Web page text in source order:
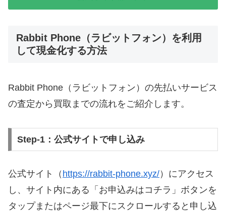
Rabbit Phone（ラビットフォン）を利用
して現金化する方法
Rabbit Phone（ラビットフォン）の先払いサービス
の査定から買取までの流れをご紹介します。
Step-1：公式サイトで申し込み
公式サイト（ https://rabbit-phone.xyz/）にアクセス
し、サイト内にある「お申込みはコチラ」ボタンを
タップまたはページ最下にスクロールすると申し込